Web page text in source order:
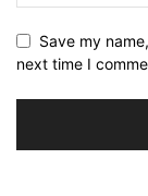
Save my
next time I